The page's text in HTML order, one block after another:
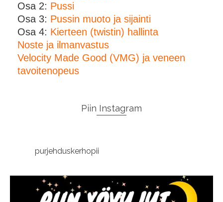
Osa 2: Pussi
Osa 3: Pussin muoto ja sijainti
Osa 4: Kierteen (twistin) hallinta
Noste ja ilmanvastus
Velocity Made Good (VMG) ja veneen
tavoitenopeus
Piin Instagram
purjehduskerhopii